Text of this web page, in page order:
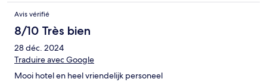
Avis vérifié
8/10 Très bien
28 déc. 2024
Traduire avec Google
Mooi hotel en heel vriendelijk personeel